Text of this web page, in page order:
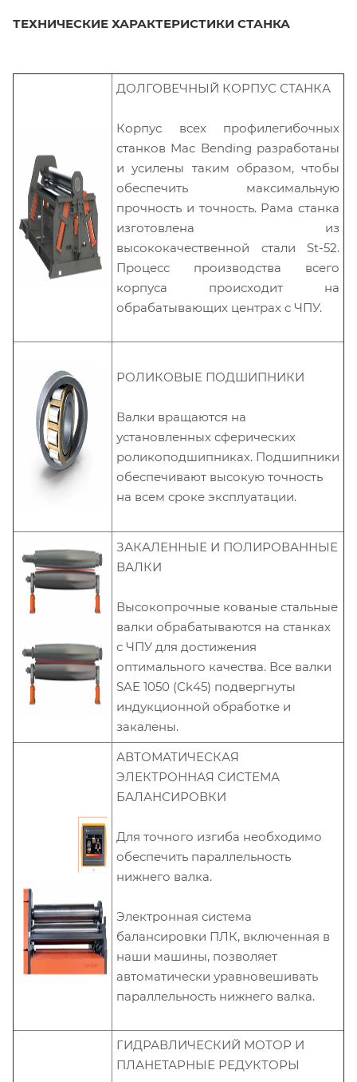
ТЕХНИЧЕСКИЕ ХАРАКТЕРИСТИКИ СТАНКА
ДОЛГОВЕЧНЫЙ КОРПУС СТАНКА
Корпус всех профилегибочных
станков Mac Bending разработаны
и усилены таким образом, чтобы
обеспечить максимальную
прочность и точность. Рама станка
изготовлена из
высококачественной стали St-52.
Процесс производства всего
корпуса происходит на
обрабатывающих центрах с ЧПУ.
РОЛИКОВЫЕ ПОДШИПНИКИ
Валки вращаются на
установленных сферических
роликоподшипниках. Подшипники
обеспечивают высокую точность
на всем сроке эксплуатации.
ЗАКАЛЕННЫЕ И ПОЛИРОВАННЫЕ
ВАЛКИ
Высокопрочные кованые стальные
валки обрабатываются на станках
с ЧПУ для достижения
оптимального качества. Все валки
SAE 1050 (Ck45) подвергнуты
индукционной обработке и
закалены.
АВТОМАТИЧЕСКАЯ
ЭЛЕКТРОННАЯ СИСТЕМА
БАЛАНСИРОВКИ
Для точного изгиба необходимо
обеспечить параллельность
нижнего валка.
Электронная система
балансировки ПЛК, включенная в
наши машины, позволяет
автоматически уравновешивать
параллельность нижнего валка.
ГИДРАВЛИЧЕСКИЙ МОТОР И
ПЛАНЕТАРНЫЕ РЕДУКТОРЫ